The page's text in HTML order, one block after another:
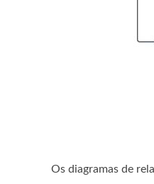
Os diagramas de